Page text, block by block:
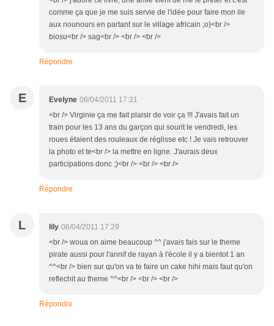
comme ça que je me suis servie de l'idée pour faire mon ile
aux nounours en partant sur le village africain ;o)<br />
biosu<br /> sag<br /> <br /> <br />
Répondre
E Evelyne 06/04/2011 17:31
<br /> Virginie ça me fait plaisir de voir ça !!! J'avais fait un
train pour les 13 ans du garçon qui sourit le vendredi, les
roues étaient des rouleaux de réglisse etc ! Je vais retrouver
la photo et te<br /> la mettre en ligne. J'aurais deux
participations donc ;)<br /> <br /> <br />
Répondre
L lily 06/04/2011 17:29
<br /> woua on aime beaucoup ^^ j'avais fais sur le theme
pirate aussi pour l'annif de rayan à l'école il y a bientot 1 an
^^<br /> bien sur qu'on va te faire un cake hihi mais faut qu'on
reflechit au theme ^^<br /> <br /> <br />
Répondre